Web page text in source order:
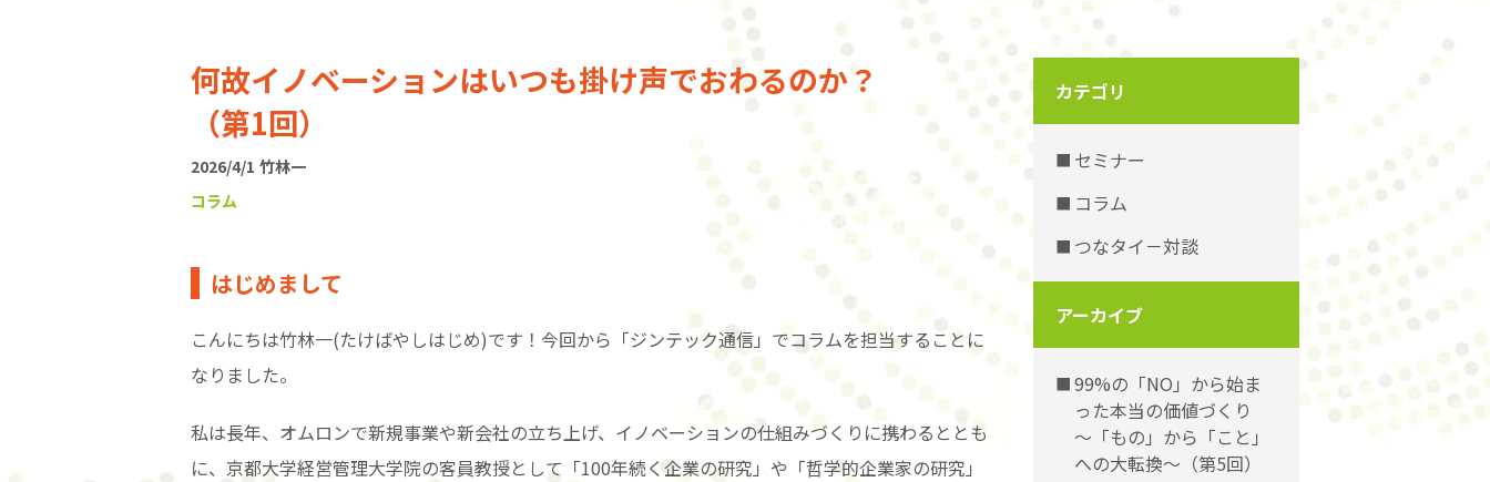
何故イノベーションはいつも掛け声でおわるのか？
（第1回）
2026/4/1 竹林一
コラム
はじめまして
こんにちは竹林一(たけばやしはじめ)です！今回から「ジンテック通信」でコラムを担当することに
なりました。
私は長年、オムロンで新規事業や新会社の立ち上げ、イノベーションの仕組みづくりに携わるととも
に、京都大学経営管理大学院の客員教授として「100年続く企業の研究」や「哲学的企業家の研究」
カテゴリ
セミナー
コラム
つなタイ－対談
アーカイブ
99%の「NO」から始ま
った本当の価値づくり
〜「もの」から「こと」
への大転換〜（第5回）